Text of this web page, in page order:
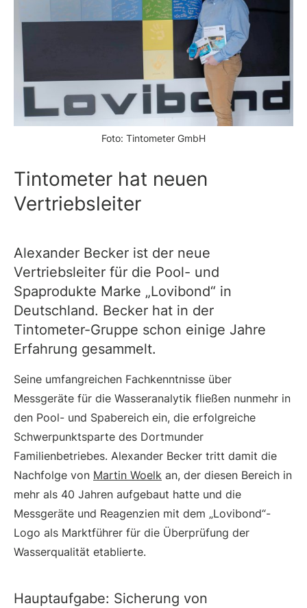
Foto: Tintometer GmbH
Tintometer hat neuen
Vertriebsleiter
Alexander Becker ist der neue
Vertriebsleiter für die Pool- und
Spaprodukte Marke „Lovibond“ in
Deutschland. Becker hat in der
Tintometer-Gruppe schon einige Jahre
Erfahrung gesammelt.
Seine umfangreichen Fachkenntnisse über
Messgeräte für die Wasseranalytik fließen nunmehr in
den Pool- und Spabereich ein, die erfolgreiche
Schwerpunktsparte des Dortmunder
Familienbetriebes. Alexander Becker tritt damit die
Nachfolge von Martin Woelk an, der diesen Bereich in
mehr als 40 Jahren aufgebaut hatte und die
Messgeräte und Reagenzien mit dem „Lovibond“-
Logo als Marktführer für die Überprüfung der
Wasserqualität etablierte.
Hauptaufgabe: Sicherung von